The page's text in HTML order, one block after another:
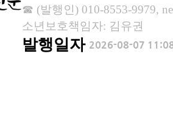
☎ (발행인) 010-8553-9979,
소년보호책임자: 김유권
발행일자